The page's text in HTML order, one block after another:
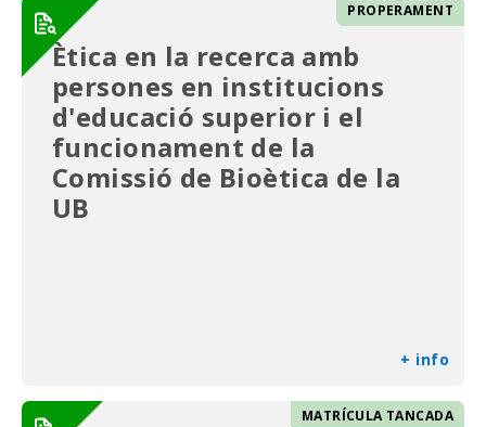
PROPERAMENT
Ètica en la recerca amb
persones en institucions
d'educació superior i el
funcionament de la
Comissió de Bioètica de la
UB
+ info
MATRÍCULA TANCADA